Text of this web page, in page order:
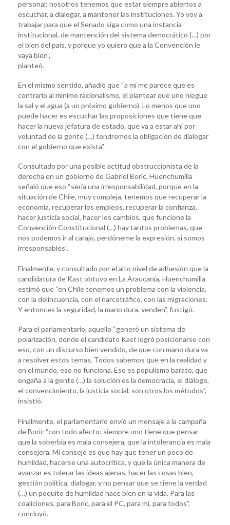
personal: nosotros tenemos que estar siempre abiertos a
escuchar, a dialogar, a mantener las instituciones. Yo voy a
trabajar para que el Senado siga como una instancia
institucional, de mantención del sistema democrático (…) por
el bien del país, y porque yo quiero que a la Convención le
vaya bien”,
planteó.
En el mismo sentido, añadió que “a mí me parece que es
contrario al mínimo racionalismo, el plantear que uno niegue
la sal y el agua (a un próximo gobierno). Lo menos que uno
puede hacer es escuchar las proposiciones que tiene que
hacer la nueva jefatura de estado, que va a estar ahí por
voluntad de la gente (…) tendremos la obligación de dialogar
con el gobierno que exista”.
Consultado por una posible actitud obstruccionista de la
derecha en un gobierno de Gabriel Boric, Huenchumilla
señaló que eso “sería una irresponsabilidad, porque en la
situación de Chile, muy compleja, tenemos que recuperar la
economía, recuperar los empleos, recuperar la confianza,
hacer justicia social, hacer los cambios, que funcione la
Convención Constitucional (…) hay tantos problemas, que
nos podemos ir al carajo, perdóneme la expresión, si somos
irresponsables”.
Finalmente, y consultado por el alto nivel de adhesión que la
candidatura de Kast obtuvo en La Araucanía, Huenchumilla
estimó que “en Chile tenemos un problema con la violencia,
con la delincuencia, con el narcotráfico, con las migraciones.
Y entonces la seguridad, la mano dura, venden”, fustigó.
Para el parlamentario, aquello “generó un sistema de
polarización, donde el candidato Kast logró posicionarse con
eso, con un discurso bien vendido, de que con mano dura va
a resolver estos temas. Todos sabemos que en la realidad y
en el mundo, eso no funciona. Eso es populismo barato, que
engaña a la gente (…) la solución es la democracia, el diálogo,
el convencimiento, la justicia social, son otros los métodos”,
insistió.
Finalmente, el parlamentario envió un mensaje a la campaña
de Boric “con todo afecto: siempre uno tiene que pensar
que la soberbia es mala consejera, que la intolerancia es mala
consejera. Mi consejo es que hay que tener un poco de
humildad, hacerse una autocrítica, y que la única manera de
avanzar es tolerar las ideas ajenas, hacer las cosas bien,
gestión política, dialogar, y no pensar que se tiene la verdad
(…) un poquito de humildad hace bien en la vida. Para las
coaliciones, para Boric, para el PC, para mí, para todos”,
concluyó.